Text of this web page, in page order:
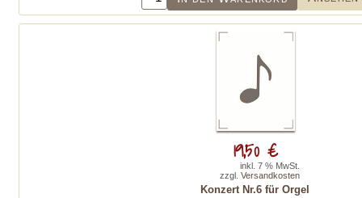
Konzert Nr.6 für Orgel
19,50 €
inkl. 7 % MwSt.
zzgl. Versandkosten